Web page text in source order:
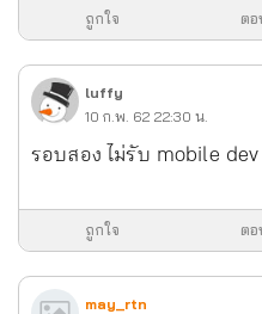
ถูกใจ ต
luffy
10 ก.พ. 62 22:30 น.
รอบสอง ไม่รับ mobile
ถูกใจ ต
may_rtn